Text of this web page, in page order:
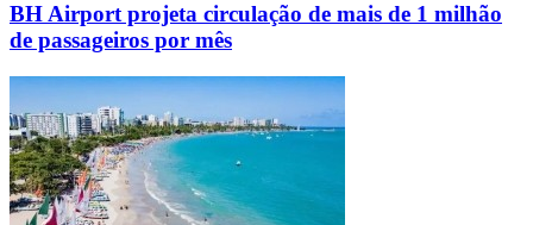
BH Airport projeta circulação de mais de 1 milhão
de passageiros por mês